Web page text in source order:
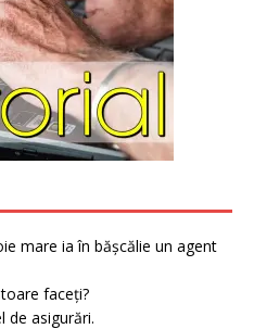
mare ia în bășcălie un agent
faceți?
de asigurări.